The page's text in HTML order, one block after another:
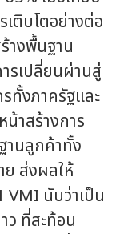
ติบโตอย่างต่อ
างพื้นฐาน
รเปลี่ยนผ่านสู่
ทั้งภาครัฐและ
าสร้างการ
านลูกค้าทั้ง
ย ส่งผลให้
VMI นับว่าเป็น
ว ที่สะท้อน